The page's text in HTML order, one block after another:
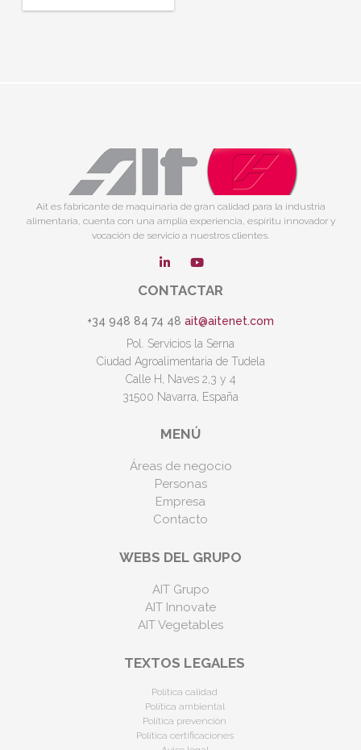
Ait es fabricante de maquinaria de gran calidad para la industria
alimentaria, cuenta con una amplia experiencia, espíritu innovador y
vocación de servicio a nuestros clientes.
CONTACTAR
+34 948 84 74 48 ait@aitenet.com
Pol. Servicios la Serna
Ciudad Agroalimentaria de Tudela
Calle H, Naves 2,3 y 4
31500 Navarra, España
MENÚ
Áreas de negocio
Personas
Empresa
Contacto
WEBS DEL GRUPO
AIT Grupo
AIT Innovate
AIT Vegetables
TEXTOS LEGALES
Política calidad
Política ambiental
Política prevención
Política certificaciones